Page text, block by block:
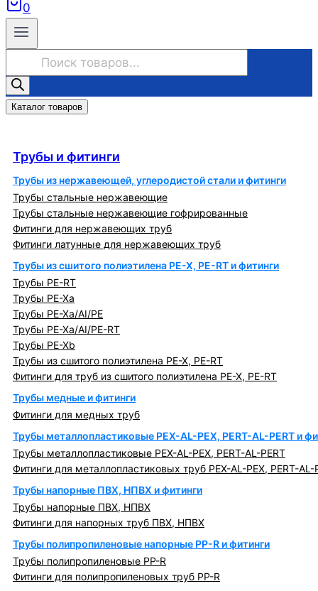
0
товаров
Каталог товаров
Трубы и фитинги
Трубы из нержавеющей, углеродистой стали и фитинги
Трубы стальные нержавеющие
Трубы стальные нержавеющие гофрированные
Фитинги для нержавеющих труб
Фитинги латунные для нержавеющих труб
Трубы из сшитого полиэтилена PE-X, PE-RT и фитинги
Трубы PE-RT
Трубы PE-Xa
Трубы PE-Xa/AI/PE
Трубы PE-Xa/AI/PE-RT
Трубы PE-Xb
Трубы из сшитого полиэтилена PE-X, PE-RT
Фитинги для труб из сшитого полиэтилена PE-X, PE-RT
Трубы медные и фитинги
Фитинги для медных труб
Трубы металлопластиковые PEX-AL-PEX, PERT-AL-PERT и
Трубы металлопластиковые PEX-AL-PEX, PERT-AL-PERT
Фитинги для металлопластиковых труб PEX-AL-PEX, PERT-AL-
Трубы напорные ПВХ, НПВХ и фитинги
Трубы напорные ПВХ, НПВХ
Фитинги для напорных труб ПВХ, НПВХ
Трубы полипропиленовые напорные PP-R и фитинги
Трубы полипропиленовые PP-R
Фитинги для полипропиленовых труб PP-R